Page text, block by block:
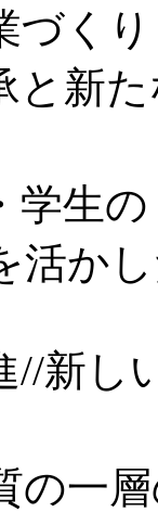
づくり
と新
学生
活か
//新し
の一